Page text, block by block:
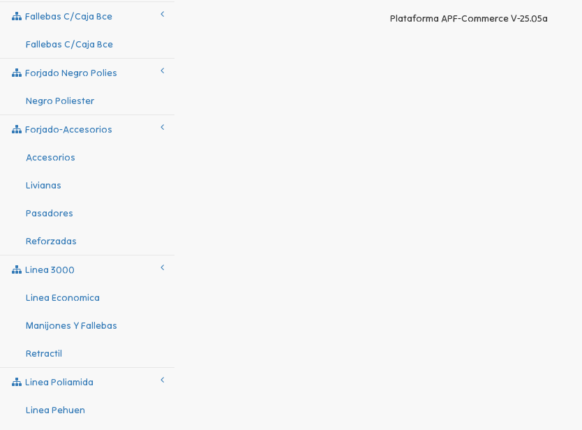
Fallebas C/caja Bce
Fallebas C/caja Bce
Forjado Negro Polies
Negro Poliester
Forjado-Accesorios
Accesorios
Livianas
Pasadores
Reforzadas
Linea 3000
Linea Economica
Manijones Y Fallebas
Retractil
Linea Poliamida
Linea Pehuen
Plataforma APF-Commerce V-25.05a